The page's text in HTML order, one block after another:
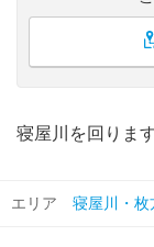
寝屋川を回りま
エリア 寝屋川・枚